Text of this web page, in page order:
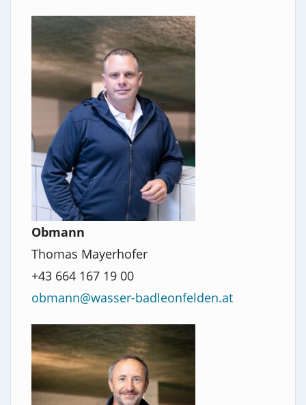
Obmann
Thomas Mayerhofer
+43 664 167 19 00
obmann@wasser-badleonfelden.at